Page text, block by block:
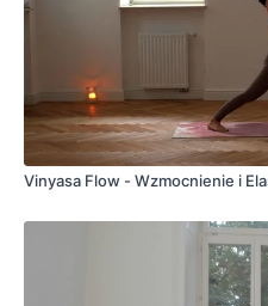
Vinyasa Flow - Wzmocnienie i